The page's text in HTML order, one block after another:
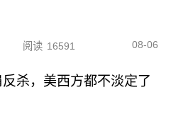
阅读 16591 08-06
杀，美西方都不淡定了